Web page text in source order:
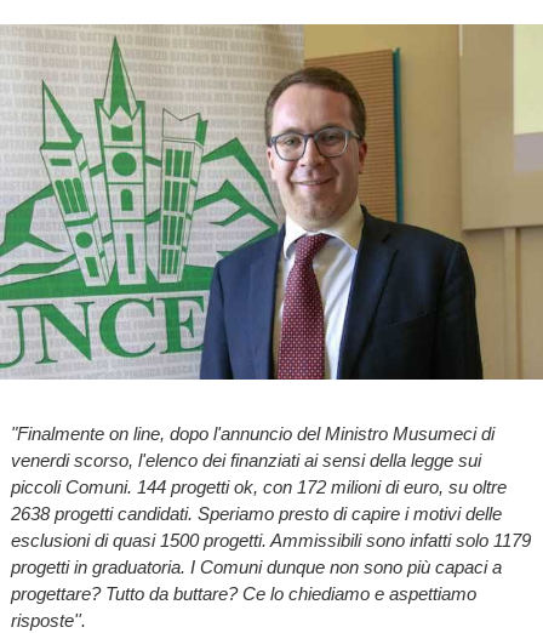
"Finalmente on line, dopo l'annuncio del Ministro Musumeci di
venerdi scorso, l'elenco dei finanziati ai sensi della legge sui
piccoli Comuni. 144 progetti ok, con 172 milioni di euro, su oltre
2638 progetti candidati. Speriamo presto di capire i motivi delle
esclusioni di quasi 1500 progetti. Ammissibili sono infatti solo 1179
progetti in graduatoria. I Comuni dunque non sono più capaci a
progettare? Tutto da buttare? Ce lo chiediamo e aspettiamo
risposte''.